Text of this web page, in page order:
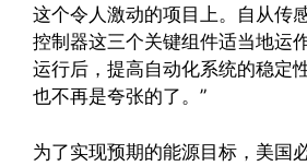
这个令人激动的项目上。自从传
控制器这三个关键组件适当地运
运行后，提高自动化系统的稳定
也不再是夸张的了。”
为了实现预期的能源目标，美国